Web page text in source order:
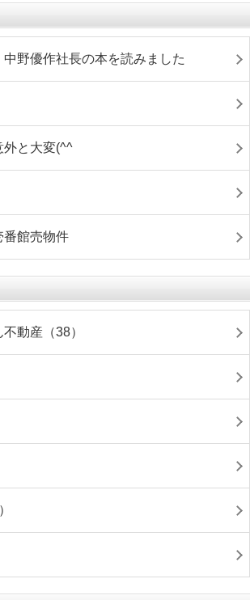
野優作社長の本を読みました
と大変(^^ゞ
番館売物件
動産（38）